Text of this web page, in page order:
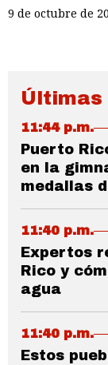
9 de octubre de
11:44 p.m.
Puerto
en la
medallas
11:40 p.m.
Expertos
Rico y
agua
11:40 p.m.
Estos